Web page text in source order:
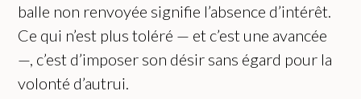
balle non renvoyée signifie l’absence d’intérêt.
Ce qui n’est plus toléré — et c’est une avancée
—, c’est d’imposer son désir sans égard pour la
volonté d’autrui.